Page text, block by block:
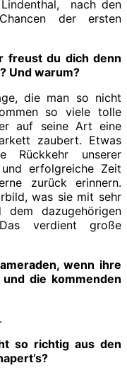
nach den
der ersten
freust du dich denn
Und warum?
die man so nicht
so viele tolle
auf seine Art eine
zaubert. Etwas
Rückkehr unserer
erfolgreiche Zeit
zurück erinnern.
was sie mit sehr
dazugehörigen
verdient große
wenn ihre
die kommenden
so richtig aus den